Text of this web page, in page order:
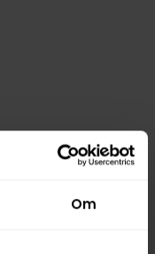
Om
Melon 16,4mg
299,90 kr